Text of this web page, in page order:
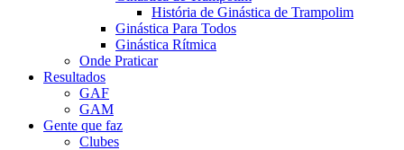
História de Ginástica de Trampolim
Ginástica Para Todos
Ginástica Rítmica
Onde Praticar
Resultados
GAF
GAM
Gente que faz
Clubes